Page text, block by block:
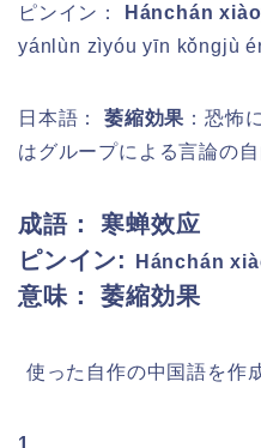
ピンイン： Hánchán
yánlùn zìyóu yīn kǒngjù
日本語： 萎縮効果 ：恐怖
はグループによる言論の
成語： 寒蝉效应
ピンイン:
Hánchán
意味： 萎縮効果
使った 自作の中国語を作
1.